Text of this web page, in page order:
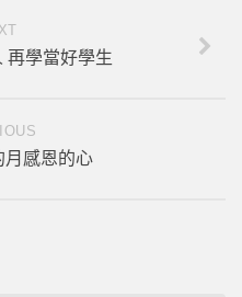
再學當好學生
月感恩的心